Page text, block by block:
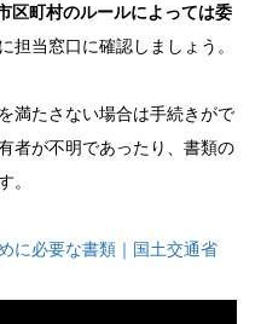
区町村のルールによっては委
担当窓口に確認しましょう。
満たさない場合は手続きがで
者が不明であったり、書類の
。
に必要な書類｜国土交通省